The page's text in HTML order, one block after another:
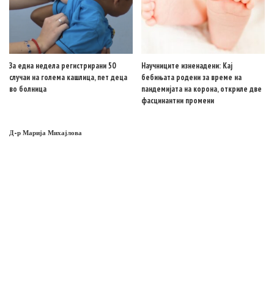
За една недела регистрирани 50
случаи на голема кашлица, пет деца
во болница
Научниците изненадени: Кај
бебињата родени за време на
пандемијата на корона, откриле две
фасцинантни промени
Д-р Марија Михајлова